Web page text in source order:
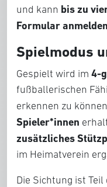
und kann bis zu
Formular anmelden
Spielmodus
Gespielt wird im 4-
fußballerischen
erkennen zu
Spieler*innen
zusätzliches
im Heimatverein
Die Sichtung ist Teil